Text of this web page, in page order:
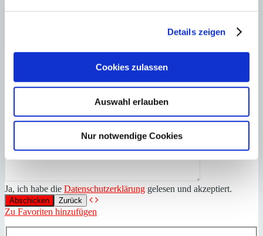
Details zeigen
Cookies zulassen
Auswahl erlauben
Nur notwendige Cookies
Renovieren im Hafen von Port Andratx
Ja, ich habe die Datenschutzerklärung gelesen und akzeptiert.
Zurück
Zu Favoriten hinzufügen